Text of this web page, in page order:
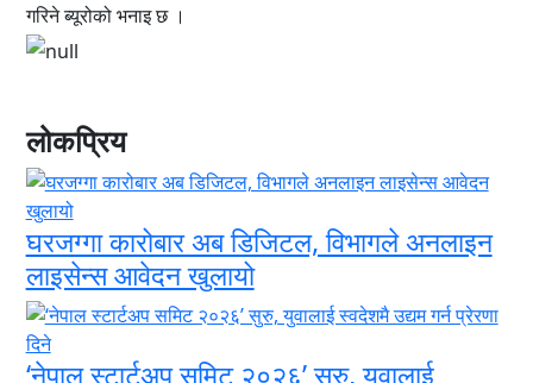
गरिने ब्यूरोको भनाइ छ ।
लोकप्रिय
घरजग्गा कारोबार अब डिजिटल, विभागले अनलाइन
लाइसेन्स आवेदन खुलायो
‘नेपाल स्टार्टअप समिट २०२६’ सुरु, युवालाई